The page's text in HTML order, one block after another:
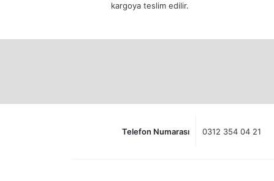
kargoya teslim edilir.
Telefon Numarası 0312 354 04 21